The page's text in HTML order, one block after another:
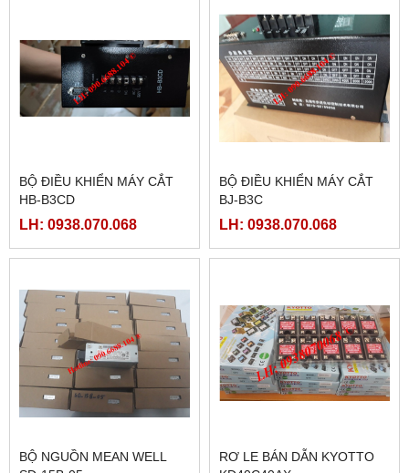
BỘ ĐIỀU KHIỂN MÁY CẮT
HB-B3CD
LH: 0938.070.068
BỘ ĐIỀU KHIỂN MÁY CẮT
BJ-B3C
LH: 0938.070.068
BỘ NGUỒN MEAN WELL
RƠ LE BÁN DẪN KYOTTO